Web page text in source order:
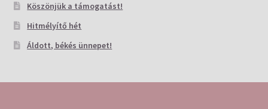
Köszönjük a támogatást!
Hitmélyítő hét
Áldott, békés ünnepet!